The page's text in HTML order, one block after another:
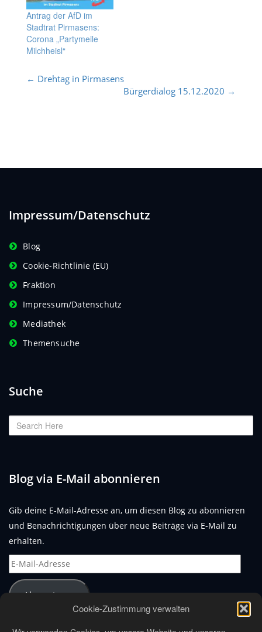
Cookie-Zustimmung verwalten
Antrag der AfD im
Stadtrat Pirmasens:
Corona „Partymeile
Milchheisl“
Post
← Drehtag in Pirmasens
Bürgerdialog 15.12.2020 →
Impressum/Datenschutz
Blog
Cookie-Richtlinie (EU)
Fraktion
Impressum/Datenschutz
Mediathek
Themensuche
Suche
Blog via E-Mail abonnieren
Gib deine E-Mail-Adresse an, um diesen Blog zu abonnieren
und Benachrichtigungen über neue Beiträge via E-Mail zu
erhalten.
E-
Mail-
AdresseAbonnieren